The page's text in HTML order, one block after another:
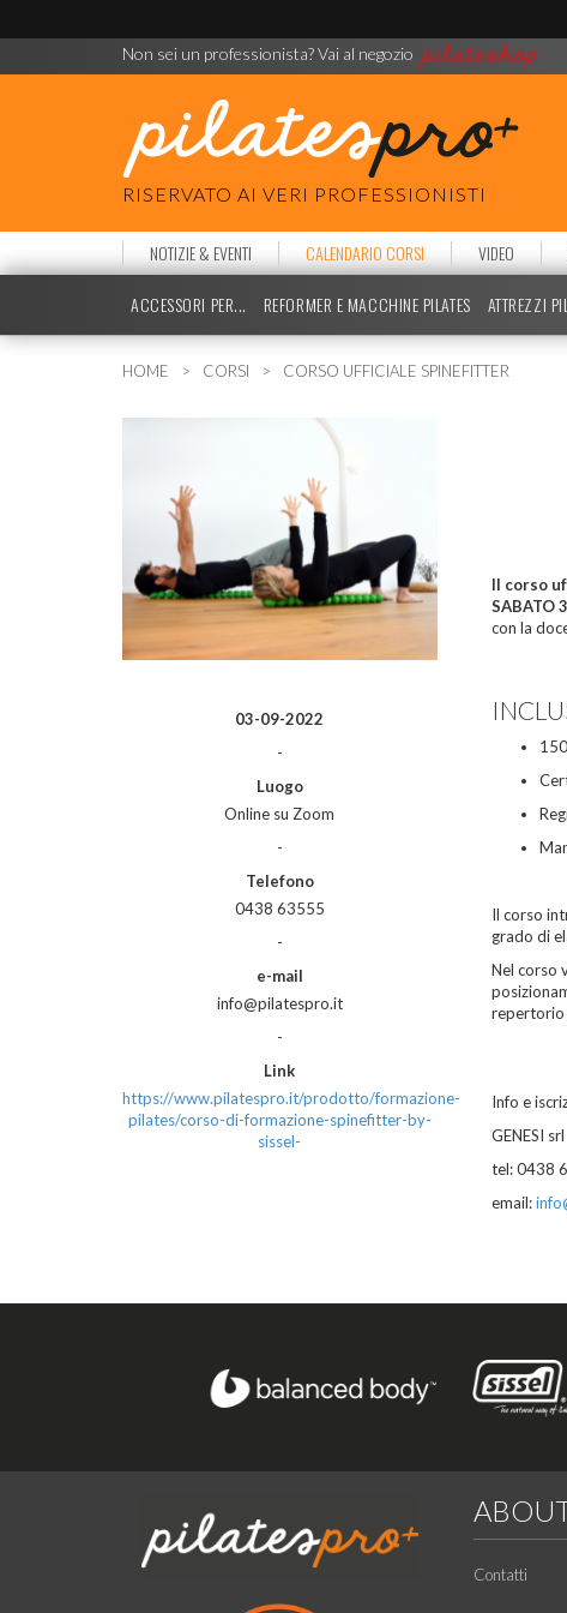
Non sei un professionista? Vai al negozio
RISERVATO AI VERI PROFESSIONISTI
NOTIZIE & EVENTI CALENDARIO CORSI VIDEO
ACCESSORI PER... REFORMER E MACCHINE PILATES ATTREZZI
HOME CORSI CORSO UFFICIALE SPINEFITTER
03-09-2022
-
Luogo
Online su Zoom
-
Telefono
0438 63555
-
e-mail
info@pilatespro.it
-
Link
https://www.pilatespro.it/prodotto/formazione-
pilates/corso-di-formazione-spinefitter-by-
sissel-
Il corso
SABATO
con la
Il corso
grado di
Nel corso
repertorio
Info e
GENESI srl
tel: 0438
email:
Contatti